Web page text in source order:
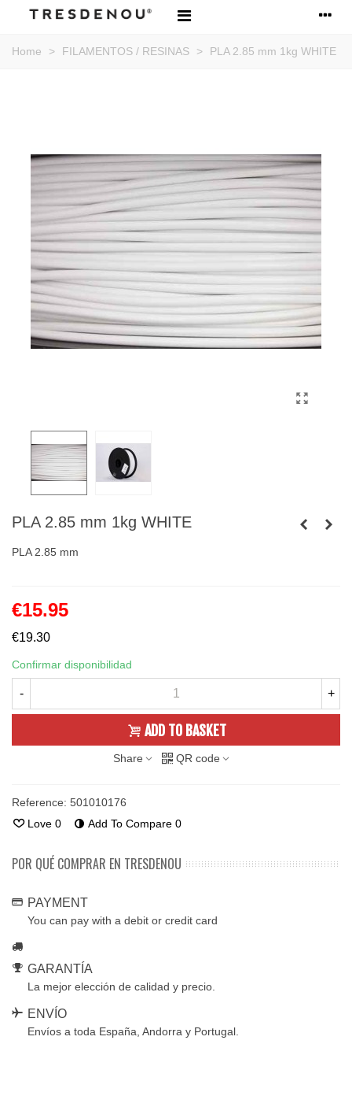
Home > FILAMENTOS / RESINAS > PLA 2.85 mm 1kg WHITE
PLA 2.85 mm 1kg WHITE
PLA 2.85 mm
€15.95
€19.30
Confirmar disponibilidad
- +
ADD TO BASKET
Share QR code
Reference: 501010176
Love 0 Add To Compare 0
POR QUÉ COMPRAR EN TRESDENOU
PAYMENT
You can pay with a debit or credit card
GARANTÍA
La mejor elección de calidad y precio.
ENVÍO
Envíos a toda España, Andorra y Portugal.